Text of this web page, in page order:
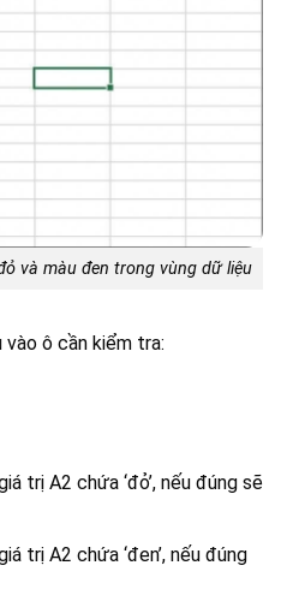
và màu đen trong vùng dữ liệu
ô cần kiểm tra:
trị A2 chứa ‘đỏ’, nếu đúng sẽ
trị A2 chứa ‘đen’, nếu đúng